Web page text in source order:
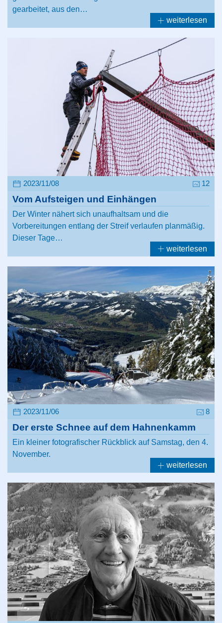
gearbeitet, aus den…
weiterlesen
2023/11/08 12
Vom Aufsteigen und Einhängen
Der Winter nähert sich unaufhaltsam und die
Vorbereitungen entlang der Streif verlaufen planmäßig.
Dieser Tage…
weiterlesen
2023/11/06 8
Der erste Schnee auf dem Hahnenkamm
Ein kleiner fotografischer Rückblick auf Samstag, den 4.
November.
weiterlesen